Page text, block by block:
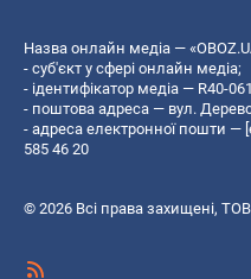
Назва онлайн медіа —
- суб'єкт у сфері онлайн медіа;
- ідентифікатор медіа — R40-
- поштова адреса — вул.
- адреса електронної пошти —
585 46 20
© 2026 Всі права захищені,